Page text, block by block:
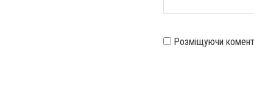
Розміщуючи